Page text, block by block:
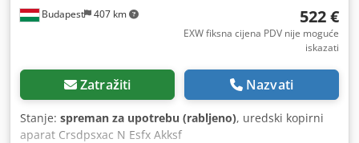
Budapest 407 km 522 €
EXW fiksna cijena PDV nije moguće
iskazati
Zatražiti Nazvati
Stanje: spreman za upotrebu (rabljeno), uredski kopirni
aparat Crsdpsxac N Esfx Akksf